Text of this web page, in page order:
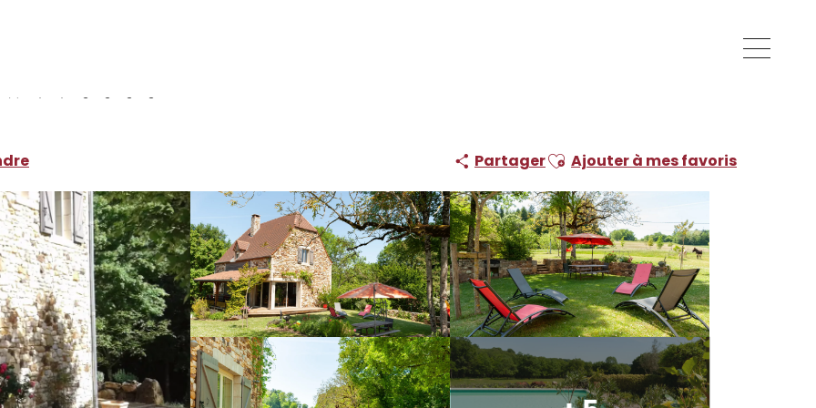
PartagerAjouter aux favoris
Ajouter à mes favoris